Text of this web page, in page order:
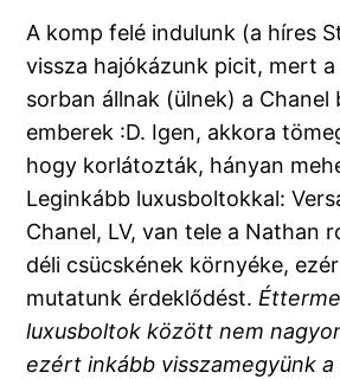
A komp felé indulunk (a híres
vissza hajókázunk picit, mert
sorban állnak (ülnek) a
emberek :D. Igen, akkora
hogy korlátozták, hányan
Leginkább luxusboltokkal:
Chanel, LV, van tele a Nathan
déli csücskének környéke,
mutatunk érdeklődést.
luxusboltok között nem
ezért inkább visszamegyünk a